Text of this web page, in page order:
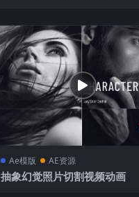
Ae模版 AE资源
抽象幻觉照片切割视频动画